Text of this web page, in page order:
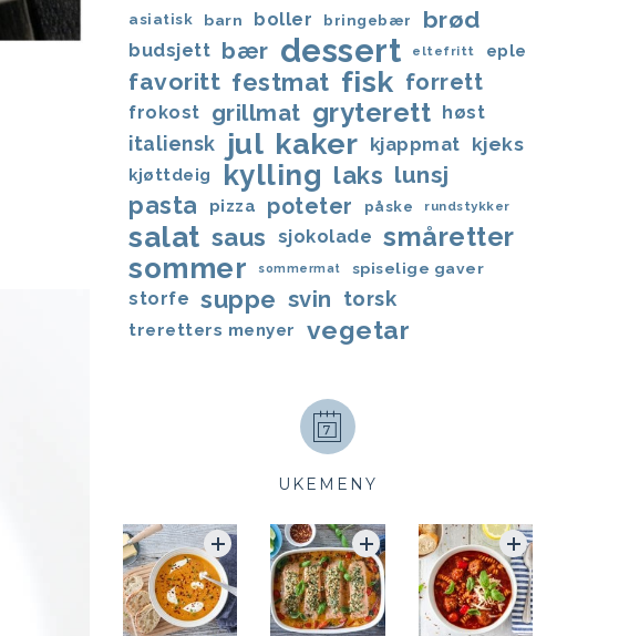
asiatisk barn boller bringebær brød
budsjett bær dessert eltefritt eple
favoritt festmat fisk forrett
frokost grillmat gryterett høst
italiensk jul kaker kjappmat kjeks
kjøttdeig kylling laks lunsj
pasta
pizza poteter påske rundstykker
salat saus sjokolade småretter
sommer sommermat spiselige gaver
storfe suppe svin torsk
treretters menyer vegetar
UKEMENY